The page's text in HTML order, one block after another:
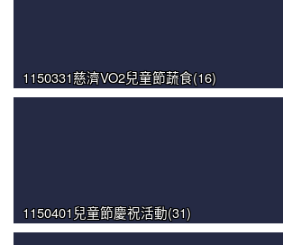
1150331慈濟VO2兒童節蔬食(16)
1150401兒童節慶祝活動(31)